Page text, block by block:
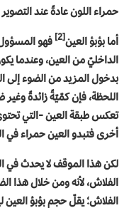
حمراء اللون عادةً عند
أما بؤبؤ العين[2]
فهو
الداخليّ من العين، وعندما
بدخول المزيد من الضوء إلى
اللحظة، فإن كمّيّةً زائدةً
تعكس طبقة العين -التي
أخرى فتبدو العين حمراء في
لكن هذا الموقف لا يحدث في
الفلاش، لأنه ومن خلال هذا
الفلاش؛ يقلّ حجم بؤبؤ